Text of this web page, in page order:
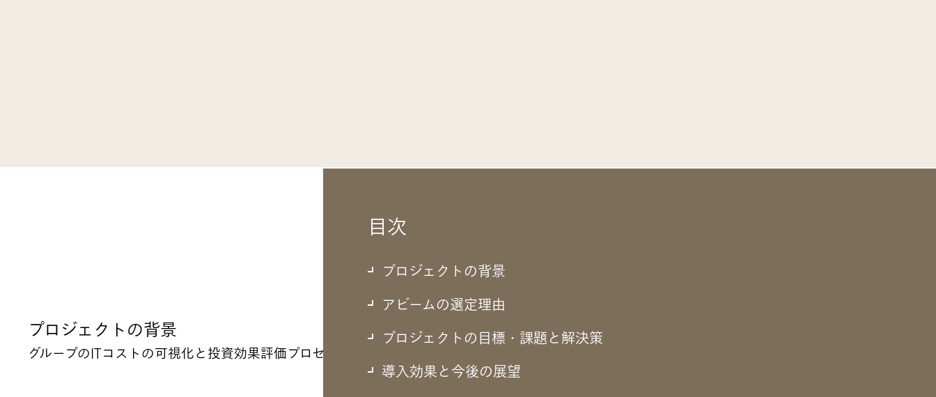
目次
プロジェクトの背景
アビームの選定理由
プロジェクトの目標・課題と解決策
導入効果と今後の展望
プロジェクトの背景
グループのITコストの可視化と投資効果評価プロセス整備が急務に